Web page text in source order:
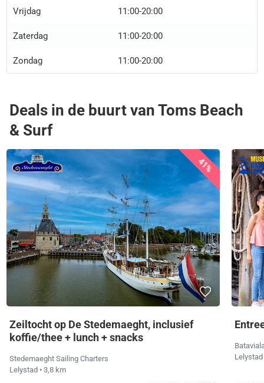
Vrijdag 11:00-20:00
Zaterdag 11:00-20:00
Zondag 11:00-20:00
Deals in de buurt van Toms Beach
& Surf
41%
Zeiltocht op De Stedemaeght, inclusief
koffie/thee + lunch + snacks
Stedemaeght Sailing Charters
Lelystad • 3,8 km
Lelystad